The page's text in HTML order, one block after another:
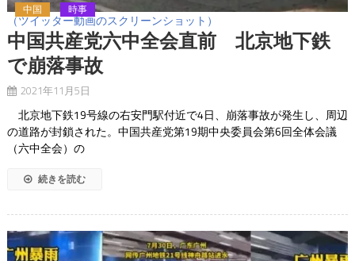
（ツイッター動画のスクリーンショット）
中国 時事
中国共産党六中全会直前 北京地下鉄
で崩落事故
2021年11月5日
北京地下鉄19号線の右安門駅付近で4日、崩落事故が発生し、周辺
の道路が封鎖された。中国共産党第19期中央委員会第6回全体会議
（六中全会）の
続きを読む